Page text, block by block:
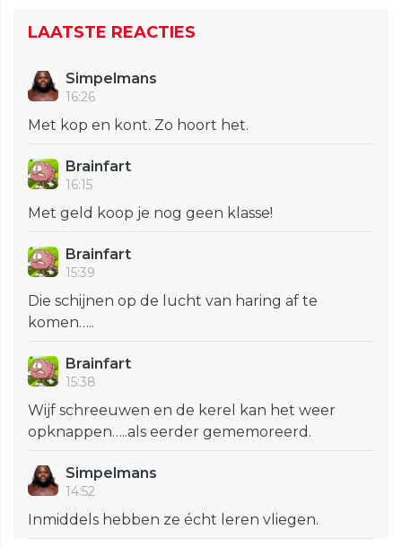
LAATSTE REACTIES
Simpelmans
16:26
Met kop en kont. Zo hoort het.
Brainfart
16:15
Met geld koop je nog geen klasse!
Brainfart
15:39
Die schijnen op de lucht van haring af te
komen…..
Brainfart
15:38
Wijf schreeuwen en de kerel kan het weer
opknappen…..als eerder gememoreerd.
Simpelmans
14:52
Inmiddels hebben ze écht leren vliegen.